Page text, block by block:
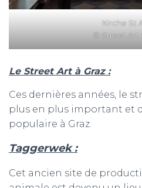
Kirche St
© Street Art
Le Street Art à Graz :
Ces dernières années, le
plus en plus important et
populaire à Graz.
Taggerwek :
Cet ancien site de